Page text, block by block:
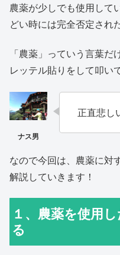
農薬が少しでも使用して
どい時には完全否定され
「農薬」っていう言葉だ
レッテル貼りをして叩い
正直悲
なので今回は、農薬に対
解説していきます！
１、農薬を使用
る